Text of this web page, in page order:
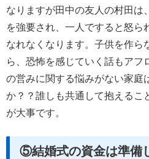
なりますが田中の友人の村田は
を強要され、一人ですると怒ら
なれなくなります。子供を作ら
ら、恐怖を感じていく話もアフ
の営みに関する悩みがない家庭
か？？誰しも共通して抱えるこ
が大事です。
⑤結婚式の資金は準備